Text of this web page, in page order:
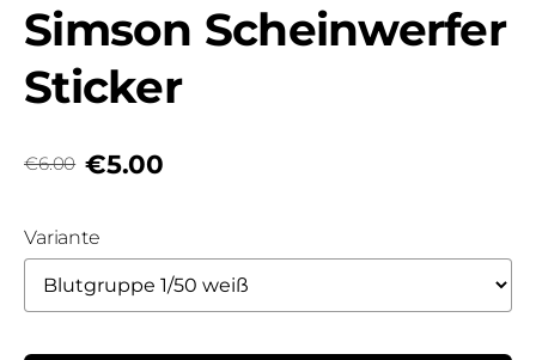
Simson Scheinwerfer
Sticker
€6.00 €5.00
Variante